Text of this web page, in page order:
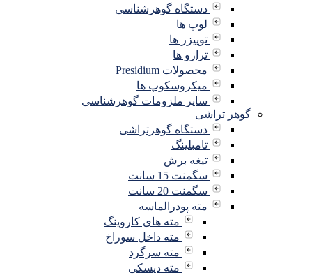
دستگاه گوهرشناسی
لوپ ها
توییزر ها
ترازو ها
محصولات Presidium
میکروسکوپ ها
سایر ملزومات گوهرشناسی
گوهر تراشی
دستگاه گوهرتراشی
تامبلینگ
تیغه برش
سگمنت 15 سانت
سگمنت 20 سانت
مته پودرالماسه
مته های کاروینگ
مته داخل سوراخ
مته سرگرد
مته دیسکی